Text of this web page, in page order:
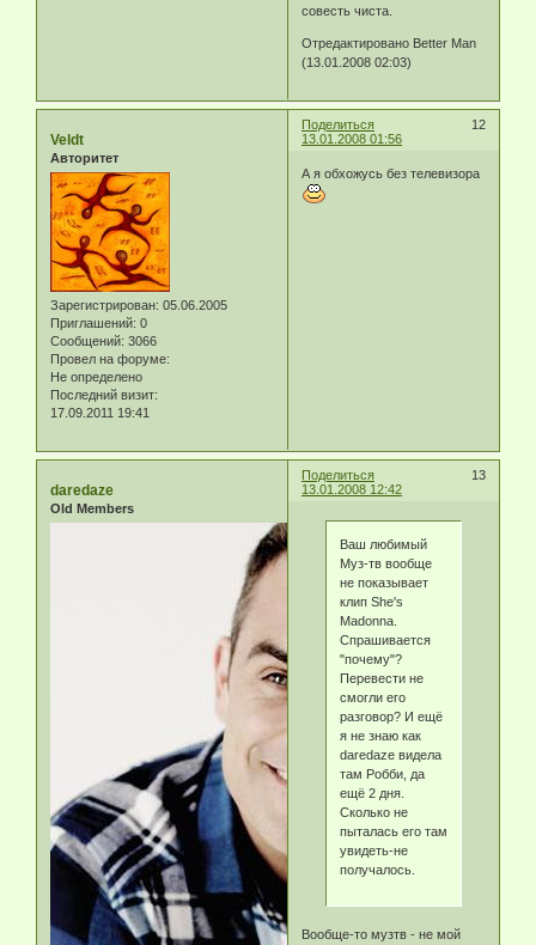
совесть чиста.
Отредактировано Better Man
(13.01.2008 02:03)
Поделиться
12
13.01.2008 01:56
Veldt
Авторитет
Зарегистрирован: 05.06.2005
Приглашений: 0
Сообщений: 3066
Провел на форуме:
Не определено
Последний визит:
17.09.2011 19:41
А я обхожусь без телевизора
Поделиться
13
13.01.2008 12:42
daredaze
Old Members
Ваш любимый
Муз-тв вообще
не показывает
клип She's
Madonna.
Спрашивается
"почему"?
Перевести не
смогли его
разговор? И ещё
я не знаю как
daredaze видела
там Робби, да
ещё 2 дня.
Сколько не
пыталась его там
увидеть-не
получалось.
Вообще-то музтв - не мой